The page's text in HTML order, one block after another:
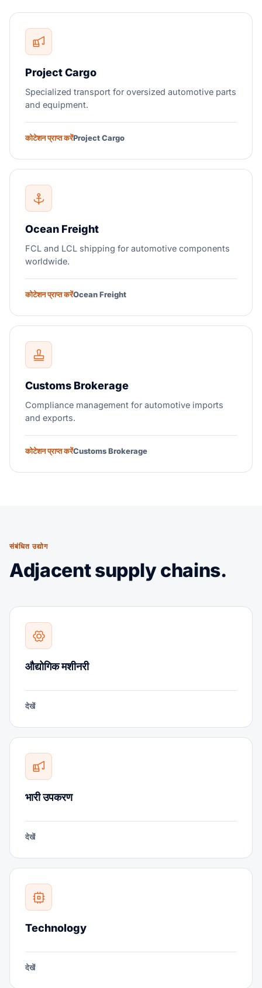
Project Cargo
Specialized transport for oversized automotive parts
and equipment.
कोटेशन प्राप्त करेंProject Cargo
Ocean Freight
FCL and LCL shipping for automotive components
worldwide.
कोटेशन प्राप्त करेंOcean Freight
Customs Brokerage
Compliance management for automotive imports
and exports.
कोटेशन प्राप्त करेंCustoms Brokerage
संबंधित उद्योग
Adjacent supply chains.
औद्योगिक मशीनरी
देखें
भारी उपकरण
देखें
Technology
देखें